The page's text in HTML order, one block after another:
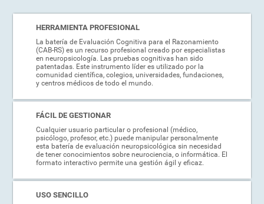
HERRAMIENTA PROFESIONAL
La batería de Evaluación Cognitiva para el Razonamiento
(CAB-RS) es un recurso profesional creado por especialistas
en neuropsicología. Las pruebas cognitivas han sido
patentadas. Este instrumento líder es utilizado por la
comunidad científica, colegios, universidades, fundaciones,
y centros médicos de todo el mundo.
FÁCIL DE GESTIONAR
Cualquier usuario particular o profesional (médico,
psicólogo, profesor, etc.) puede manipular personalmente
esta batería de evaluación neuropsicológica sin necesidad
de tener conocimientos sobre neurociencia, o informática. El
formato interactivo permite una gestión ágil y eficaz.
USO SENCILLO